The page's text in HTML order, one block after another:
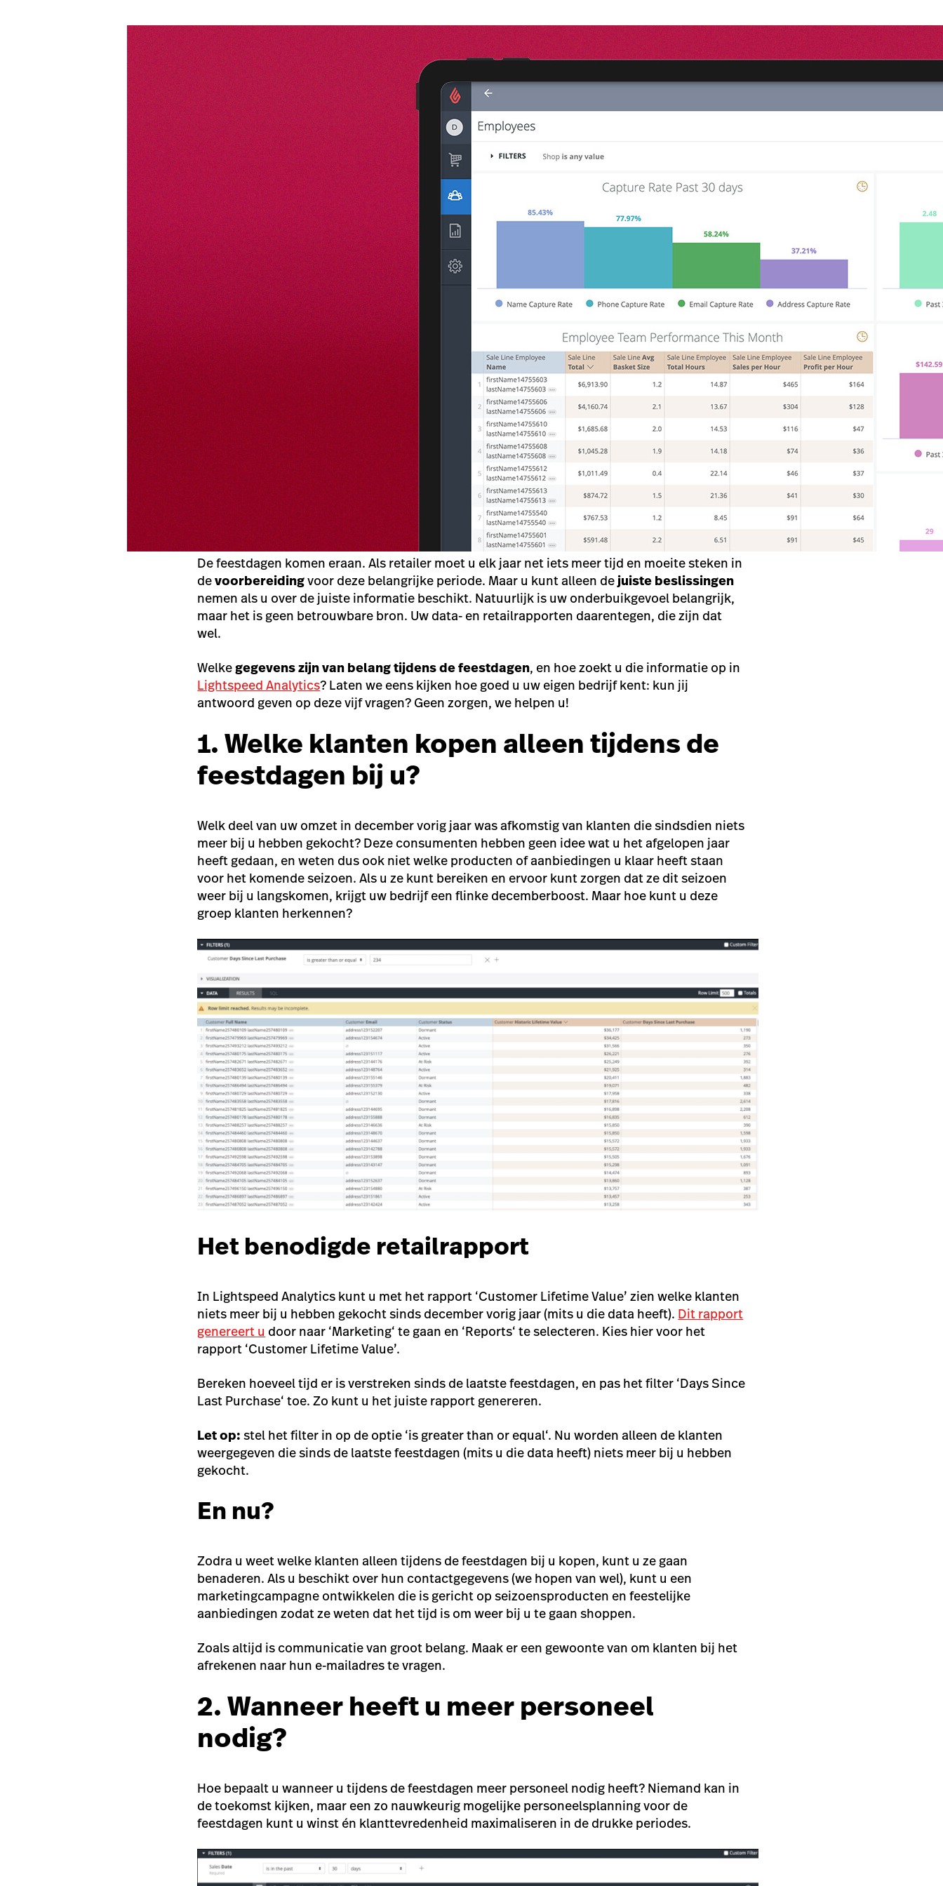
De feestdagen komen eraan. Als retailer moet u elk jaar net iets meer tijd en moeite steken in
devoorbereidingvoor deze belangrijke periode. Maar u kunt alleen de juiste beslissingen
nemen als u over de juiste informatie beschikt. Natuurlijk is uw onderbuikgevoel belangrijk,
maar het is geen betrouwbare bron. Uw data- en retailrapporten daarentegen, die zijn dat
wel.
Welkegegevens zijn van belang tijdens de feestdagen, en hoe zoekt u die informatie op in
Lightspeed Analytics? Laten we eens kijken hoe goed u uw eigen bedrijf kent: kun jij
antwoord geven op deze vijf vragen? Geen zorgen, we helpen u!
1. Welke klanten kopen alleen tijdens de
feestdagen bij u?
Welk deel van uw omzet in december vorig jaar was afkomstig van klanten die sindsdien niets
meer bij u hebben gekocht? Deze consumenten hebben geen idee wat u het afgelopen jaar
heeft gedaan, en weten dus ook niet welke producten of aanbiedingen u klaar heeft staan
voor het komende seizoen. Als u ze kunt bereiken en ervoor kunt zorgen dat ze dit seizoen
weer bij u langskomen, krijgt uw bedrijf een flinke decemberboost. Maar hoe kunt u deze
groep klanten herkennen?
Het benodigde retailrapport
In Lightspeed Analytics kunt u met het rapport ‘Customer Lifetime Value’ zien welke klanten
niets meer bij u hebben gekocht sinds december vorig jaar (mits u die data heeft). Dit rapport
genereert u door naar ‘Marketing‘ te gaan en ‘Reports‘ te selecteren. Kies hier voor het
rapport ‘Customer Lifetime Value’.
Bereken hoeveel tijd er is verstreken sinds de laatste feestdagen, en pas het filter ‘Days Since
Last Purchase‘ toe. Zo kunt u het juiste rapport genereren.
Let op: stel het filter in op de optie ‘is greater than or equal‘. Nu worden alleen de klanten
weergegeven die sinds de laatste feestdagen (mits u die data heeft) niets meer bij u hebben
gekocht.
En nu?
Zodra u weet welke klanten alleen tijdens de feestdagen bij u kopen, kunt u ze gaan
benaderen. Als u beschikt over hun contactgegevens (we hopen van wel), kunt u een
marketingcampagne ontwikkelen die is gericht op seizoensproducten en feestelijke
aanbiedingen zodat ze weten dat het tijd is om weer bij u te gaan shoppen.
Zoals altijd is communicatie van groot belang. Maak er een gewoonte van om klanten bij het
afrekenen naar hun e-mailadres te vragen.
2. Wanneer heeft u meer personeel
nodig?
Hoe bepaalt u wanneer u tijdens de feestdagen meer personeel nodig heeft? Niemand kan in
de toekomst kijken, maar een zo nauwkeurig mogelijke personeelsplanning voor de
feestdagen kunt u winst én klanttevredenheid maximaliseren in de drukke periodes.